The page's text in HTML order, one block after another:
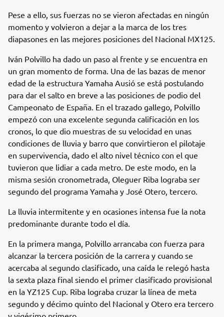
Pese a ello, sus fuerzas no se vieron afectadas en ningún
momento y volvieron a dejar a la marca de los tres
diapasones en las mejores posiciones del Nacional MX125.
Iván Polvillo ha dado un paso al frente y se encuentra en
un gran momento de forma. Una de las bazas de menor
edad de la estructura Yamaha Ausió se está postulando
para dar el salto en breve a las posiciones de podio del
Campeonato de España. En el trazado gallego, Polvillo
empezó con una excelente segunda calificación en los
cronos, lo que dio muestras de su velocidad en unas
condiciones de lluvia y barro que convirtieron el pilotaje
en supervivencia, dado el alto nivel técnico con el que
tuvieron que lidiar a cada metro. De este modo, en la
misma sesión cronometrada, Oleguer Riba lograba ser
segundo del programa Yamaha y José Otero, tercero.
La lluvia intermitente y en ocasiones intensa fue la nota
predominante durante todo el día.
En la primera manga, Polvillo arrancaba con fuerza para
alcanzar la tercera posición de la carrera y cuando se
acercaba al segundo clasificado, una caída le relegó hasta
la sexta plaza final siendo el primer clasificado provisional
en la YZ125 Cup. Riba lograba cruzar la línea de meta
segundo y décimo quinto del Nacional y Otero era tercero